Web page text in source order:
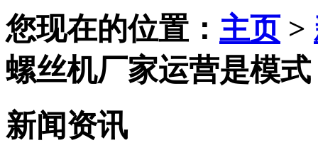
您现在的位置： 主页>
螺丝机厂家运营是模
新闻资讯